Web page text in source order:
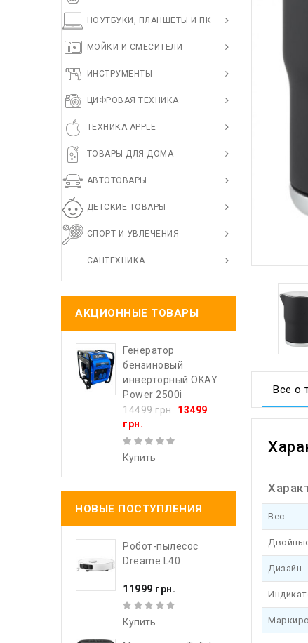
НОУТБУКИ, ПЛАНШЕТЫ И ПК
МОЙКИ И СМЕСИТЕЛИ
ИНСТРУМЕНТЫ
ЦИФРОВАЯ ТЕХНИКА
ТЕХНИКА APPLE
ТОВАРЫ ДЛЯ ДОМА
АВТОТОВАРЫ
ДЕТСКИЕ ТОВАРЫ
СПОРТ И УВЛЕЧЕНИЯ
САНТЕХНИКА
АКЦИОННЫЕ ТОВАРЫ
Генератор
бензиновый
инверторный OKAY
Power 2500i
14499 грн. 13499
грн.
Купить
НОВЫЕ ПОСТУПЛЕНИЯ
Робот-пылесос
Dreame L40
11999 грн.
Купить
Все о
Вес
Дизайн